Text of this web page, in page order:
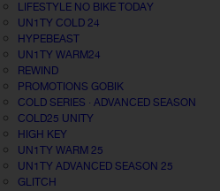
LIFESTYLE NO BIKE TODAY
UN1TY COLD 24
HYPEBEAST
UN1TY WARM24
REWIND
PROMOTIONS GOBIK
COLD SERIES · ADVANCED SEASON
COLD25 UNITY
HIGH KEY
UN1TY WARM 25
UN1TY ADVANCED SEASON 25
GLITCH